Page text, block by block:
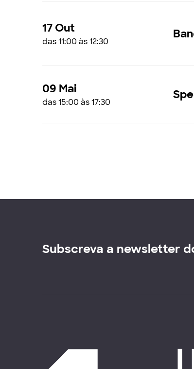
17 Out
das 11:00 às 12:30
09 Mai
das 15:00 às 17:30
Subscreva a newsletter